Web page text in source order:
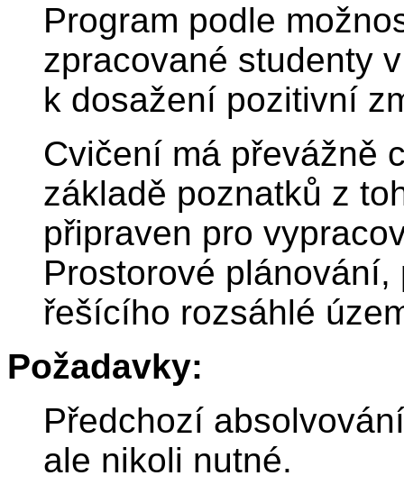
Program podle
zpracované studenty
k dosažení pozitivní
Cvičení má převážně
základě poznatků z
připraven pro
Prostorové
řešícího rozsáhlé
Požadavky:
Předchozí
ale nikoli nutné.